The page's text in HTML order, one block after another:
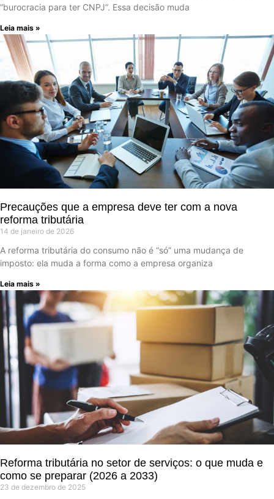
“burocracia para ter CNPJ”. Essa decisão muda
Leia mais »
Precauções que a empresa deve ter com a nova
reforma tributária
14 de janeiro de 2026
A reforma tributária do consumo não é “só” uma mudança de
imposto: ela muda a forma como a empresa organiza
Leia mais »
Reforma tributária no setor de serviços: o que muda e
como se preparar (2026 a 2033)
23 de dezembro de 2025